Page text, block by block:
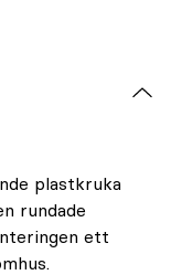
plastkruka
rundade
ett